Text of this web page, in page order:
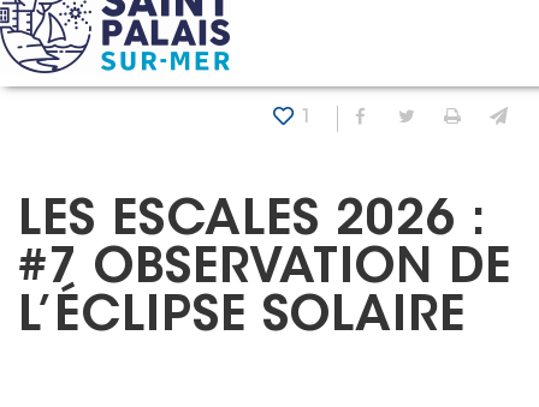
Panneau de gestion des cookies
Accueil Agenda
Partager sur
Partager
LES ESCALES 2026 :
#7 OBSERVATION DE
L’ÉCLIPSE SOLAIRE